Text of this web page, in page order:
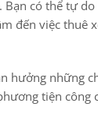
có thể tự
đến việc thuê
hưởng những
tiện công